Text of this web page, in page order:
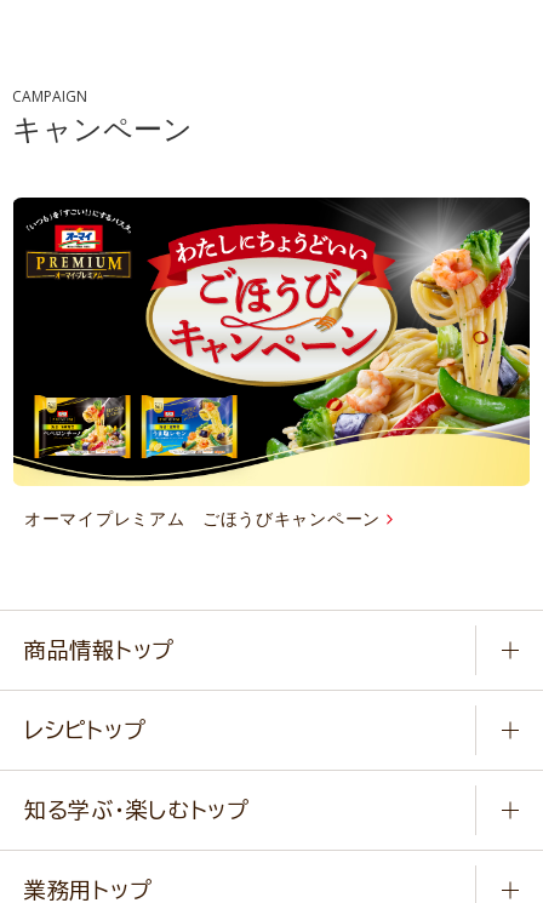
CAMPAIGN
キャンペーン
オーマイプレミアム ごほうびキャンペーン
商品情報トップ
健康食品・他
新商品・リニューアル商品
レシピトップ
作り方動画
知る学ぶ・楽しむトップ
業務用トップ